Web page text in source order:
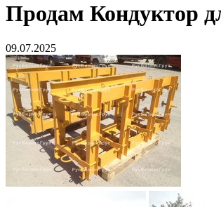
Продам Кондуктор
09.07.2025